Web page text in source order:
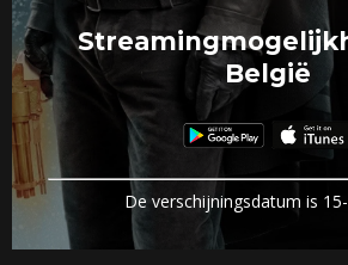
België
De verschijningsdatum is